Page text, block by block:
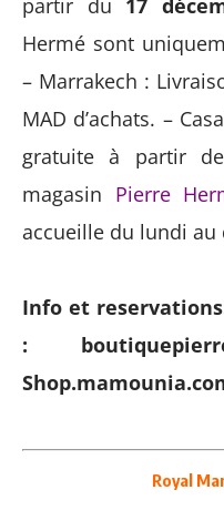
partir du 17
Hermé sont
– Marrakech :
MAD d’achats. –
gratuite à partir de
magasin Pierre
accueille du lundi au
Info et
:
Royal